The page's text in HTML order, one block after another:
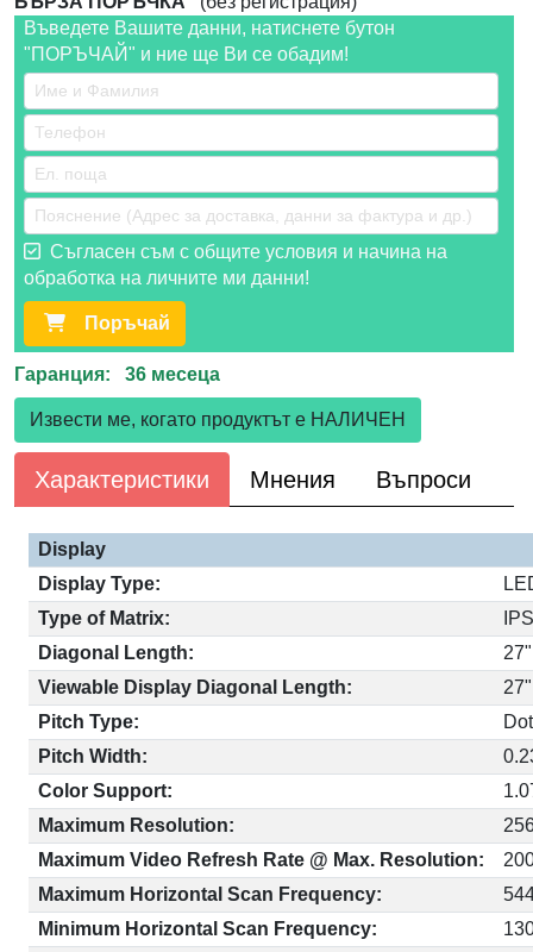
Въведете Вашите данни, натиснете бутон
"ПОРЪЧАЙ" и ние ще Ви се обадим!
Съгласен съм с общите условия и начина на
обработка на личните ми данни!
Поръчай
Гаранция: 36 месеца
Извести ме, когато продуктът е НАЛИЧЕН
Характеристики Мнения Въпроси
Display
Display Type:
Type of Matrix:
Diagonal Length:
27"
Viewable Display Diagonal Length:
27"
Pitch Type:
Pitch Width:
Color Support:
Maximum Resolution:
Maximum Video Refresh Rate @ Max. Resolution:
Maximum Horizontal Scan Frequency:
Minimum Horizontal Scan Frequency: